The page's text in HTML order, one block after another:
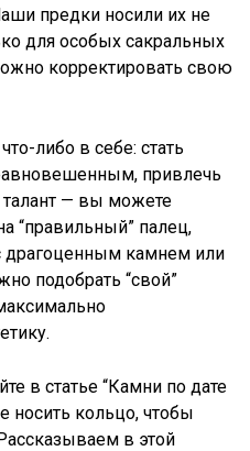
предки носили их не
для особых сакральных
корректировать свою
либо в себе: стать
привлечь
— вы можете
“правильный” палец,
драгоценным камнем или
подобрать “свой”
в статье “Камни по дате
носить кольцо, чтобы
в этой